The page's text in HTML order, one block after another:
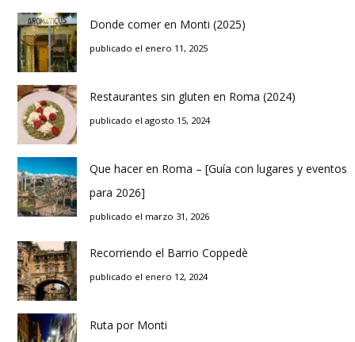
Donde comer en Monti (2025)
publicado el enero 11, 2025
Restaurantes sin gluten en Roma (2024)
publicado el agosto 15, 2024
Que hacer en Roma – [Guía con lugares y eventos
para 2026]
publicado el marzo 31, 2026
Recorriendo el Barrio Coppedè
publicado el enero 12, 2024
Ruta por Monti